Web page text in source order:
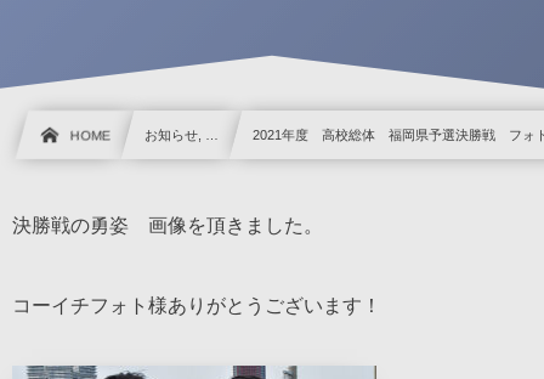
HOME お知らせ, … 2021年度 高校総体 福岡県予選決勝戦 フォ
決勝戦の勇姿 画像を頂きました。
コーイチフォト様ありがとうございます！